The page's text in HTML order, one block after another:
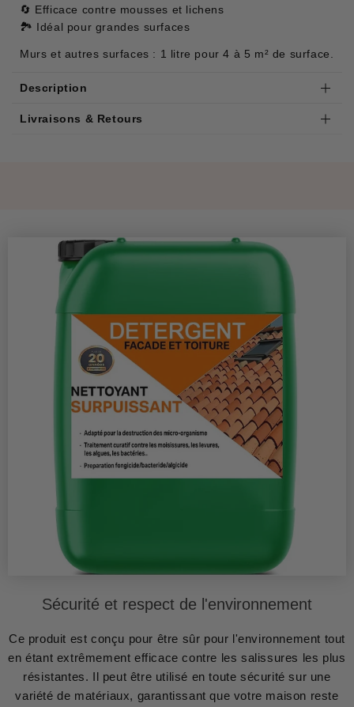
🔄 Efficace contre mousses et lichens
🏞 Idéal pour grandes surfaces
Murs et autres surfaces : 1 litre pour 4 à 5 m² de surface.
Description
Livraisons & Retours
Sécurité et respect de l'environnement
Ce produit est conçu pour être sûr pour l'environnement tout
en étant extrêmement efficace contre les salissures les plus
résistantes. Il peut être utilisé en toute sécurité sur une
variété de matériaux, garantissant que votre maison reste